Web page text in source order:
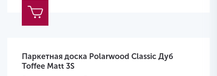
Паркетная доска Polarwood Classic Дуб
Toffee Matt 3S